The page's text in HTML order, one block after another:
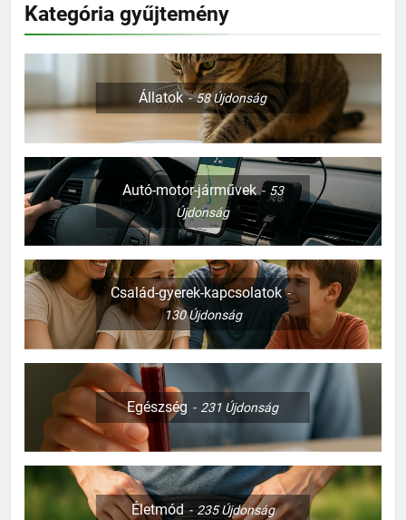
Kategória gyűjtemény
Állatok 58Újdonság
Autó-motor-járművek
53
Újdonság
Család-gyerek-kapcsolatok
130Újdonság
Egészség 231 Újdonság
Életmód 235Újdonság